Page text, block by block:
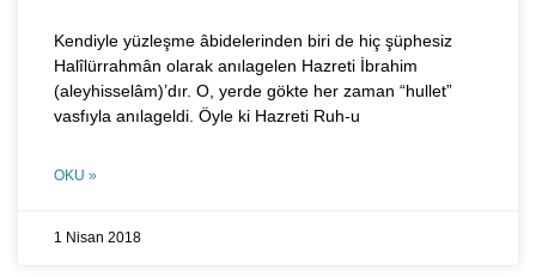
Kendiyle yüzleşme âbidelerinden biri de hiç şüphesiz
Halîlürrahmân olarak anılagelen Hazreti İbrahim
(aleyhisselâm)’dır. O, yerde gökte her zaman “hullet”
vasfıyla anılageldi. Öyle ki Hazreti Ruh-u
OKU »
1 Nisan 2018